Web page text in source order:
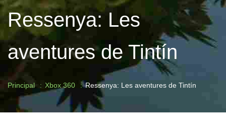
Ressenya: Les
aventures de Tintín
Principal Xbox 360 Ressenya: Les aventures de Tintín